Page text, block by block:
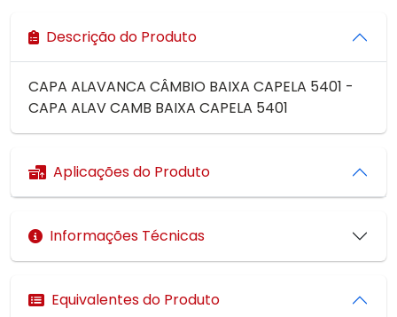
Descrição do Produto
CAPA ALAVANCA CÂMBIO BAIXA CAPELA 5401 -
CAPA ALAV CAMB BAIXA CAPELA 5401
Aplicações do Produto
Informações Técnicas
Equivalentes do Produto